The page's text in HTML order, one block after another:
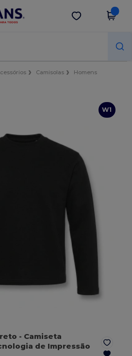
app!
Obter app
Camisolas
Homens
W1
- Camiseta
de Impressão